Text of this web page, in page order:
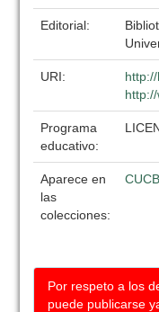
Editorial:
URI:
Programa
educativo:
Aparece en
las
colecciones:
Por respeto a los
puede publicarse